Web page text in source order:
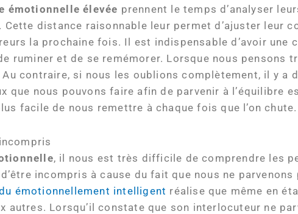
émotionnelle élevée prennent le temps d’analyser
distance raisonnable leur permet d’ajuster leur
la prochaine fois. Il est indispensable d’avoir une
ruminer et de se remémorer. Lorsque nous pensons
contraire, si nous les oublions complètement, il y a
que nous pouvons faire afin de parvenir à l’équilibre
facile de nous remettre à chaque fois que l’on chute.
, il nous est très difficile de comprendre les
incompris à cause du fait que nous ne
émotionnellement intelligent réalise que même en
Lorsqu’il constate que son interlocuteur ne